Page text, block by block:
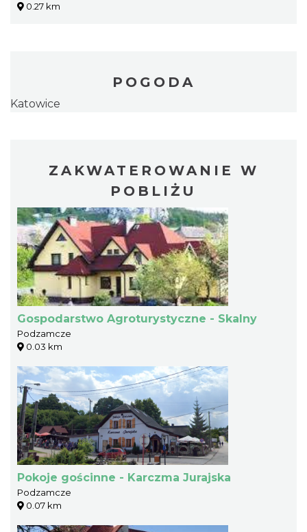
0.27 km
POGODA
Katowice
ZAKWATEROWANIE W
POBLIŻU
Gospodarstwo Agroturystyczne - Skalny
Podzamcze
0.03 km
Pokoje gościnne - Karczma Jurajska
Podzamcze
0.07 km